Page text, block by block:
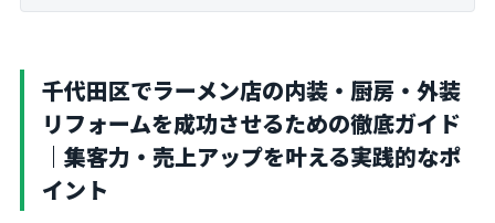
千代田区でラーメン店の内装・厨房・外装
リフォームを成功させるための徹底ガイド
｜集客力・売上アップを叶える実践的なポ
イント